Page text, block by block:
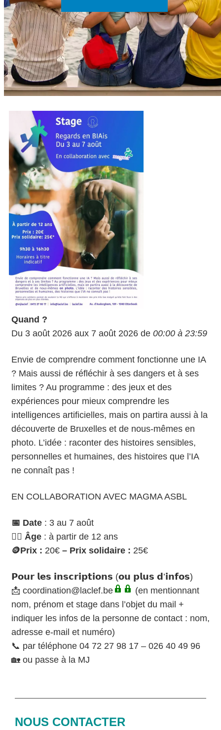
Quand ?
Du 3 août 2026 aux 7 août 2026 de 00:00 à 23:59
Envie de comprendre comment fonctionne une IA
? Mais aussi de réfléchir à ses dangers et à ses
limites ? Au programme : des jeux et des
expériences pour mieux comprendre les
intelligences artificielles, mais on partira aussi à la
découverte de Bruxelles et de nous-mêmes en
photo. L’idée : raconter des histoires sensibles,
personnelles et humaines, des histoires que l’IA
ne connaît pas !
EN COLLABORATION AVEC MAGMA ASBL
📅 Date : 3 au 7 août
🙋‍♀️ Âge : à partir de 12 ans
🪙Prix : 20€ – Prix solidaire : 25€
𝗣𝗼𝘂𝗿 𝗹𝗲𝘀 𝗶𝗻𝘀𝗰𝗿𝗶𝗽𝘁𝗶𝗼𝗻𝘀 (𝗼𝘂 𝗽𝗹𝘂𝘀 𝗱’𝗶𝗻𝗳𝗼𝘀)
📩 coordination@laclef.be
(en mentionnant
nom, prénom et stage dans l’objet du mail +
indiquer les infos de la personne de contact : nom,
adresse e-mail et numéro)
📞 par téléphone 04 72 27 98 17 – 026 40 49 96
🏡 ou passe à la MJ
NOUS CONTACTER